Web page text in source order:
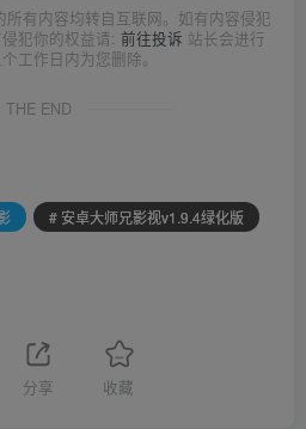
所有内容均转自互联网。如有内容侵犯
犯你的权益请: 前往投诉 站长会进行
工作日内为您删除。
THE END
# 安卓大师兄影视v1.9.4绿化版
分享 收藏